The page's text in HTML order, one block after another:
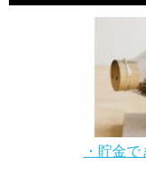
・貯金